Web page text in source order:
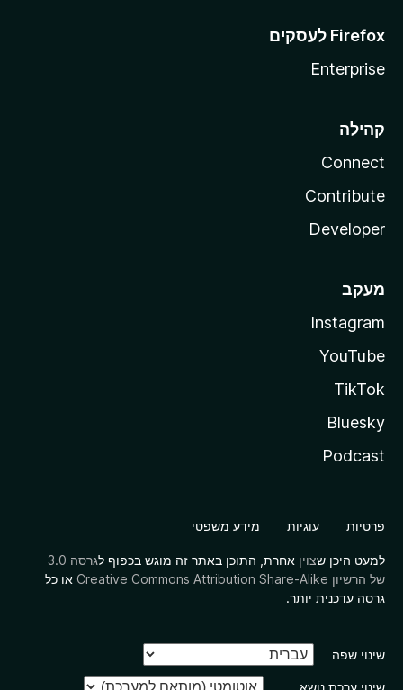
Enterprise
קהילה
Connect
Contribute
Developer
מעקב
Instagram
YouTube
TikTok
Bluesky
Podcast
פרטיות עוגיות מידע משפטי
למעט היכן שצוין אחרת, התוכן באתר זה מוגש בכפוף ל
גרסה 3.0
של הרשיון Creative Commons Attribution Share-Alike
או כל
גרסה עדכנית יותר.
שינוי שפה
שינוי ערכת נושא